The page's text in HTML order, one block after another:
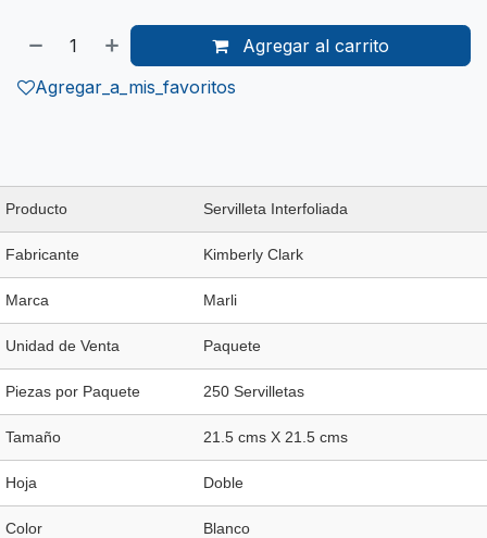
Agregar al carrito
Agregar_a_mis_favoritos
Producto Servilleta Interfoliada
Fabricante Kimberly Clark
Marca Marli
Unidad de Venta Paquete
Piezas por Paquete 250 Servilletas
Tamaño 21.5 cms X 21.5 cms
Hoja Doble
Color Blanco